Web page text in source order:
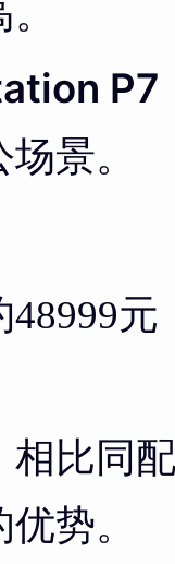
P7
景。
48999
相比同
势。